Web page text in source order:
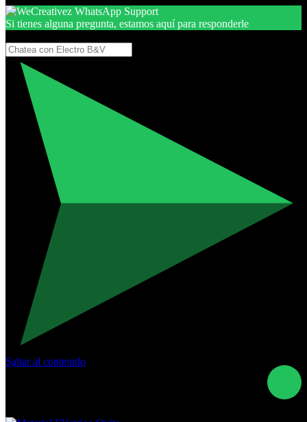
Si tienes alguna pregunta, estamos aquí para responderle
Saltar al contenido